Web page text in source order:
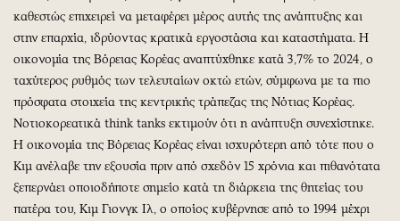
καθεστώς επιχειρεί να μεταφέρει μέρος αυτής της ανάπτυξης και
στην επαρχία, ιδρύοντας κρατικά εργοστάσια και καταστήματα. Η
οικονομία της Βόρειας Κορέας αναπτύχθηκε κατά 3,7% το 2024, ο
ταχύτερος ρυθμός των τελευταίων οκτώ ετών, σύμφωνα με τα πιο
πρόσφατα στοιχεία της κεντρικής τράπεζας της Νότιας Κορέας.
Νοτιοκορεατικά think tanks εκτιμούν ότι η ανάπτυξη συνεχίστηκε.
Η οικονομία της Βόρειας Κορέας είναι ισχυρότερη από τότε που ο
Κιμ ανέλαβε την εξουσία πριν από σχεδόν 15 χρόνια και πιθανότατα
ξεπερνάει οποιοδήποτε σημείο κατά τη διάρκεια της θητείας του
πατέρα του, Κιμ Γιονγκ Ιλ, ο οποίος κυβέρνησε από το 1994 μέχρι